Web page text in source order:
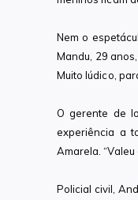
Nem o
Mandu, 29
Muito lúdico,
O gerente de
experiência a
Amarela. “Valeu
Policial civil,